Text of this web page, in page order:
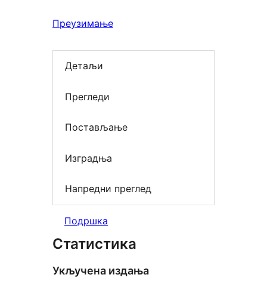
Преузимање
Детаљи
Прегледи
Постављање
Изградња
Напредни преглед
Подршка
Статистика
Укључена издања